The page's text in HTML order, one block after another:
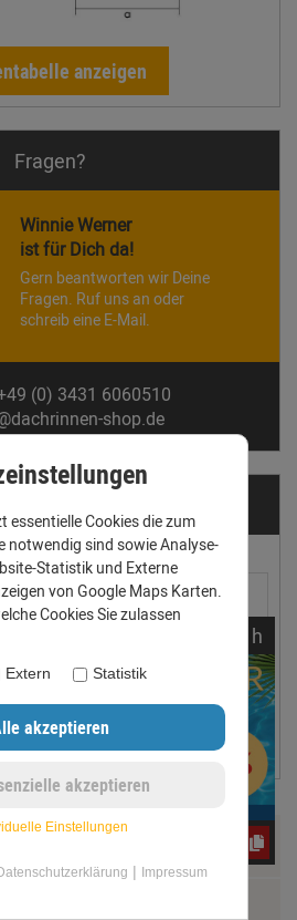
anzeigen
Fragen?
Winnie Werner
ist für Dich da!
Gern beantworten wir Deine
Fragen. Ruf uns an oder
schreib eine E-Mail.
(0) 3431 6060510
shop.de
Dachneigung
Berechnen
h
essentielle Cookies die zum
notwendig sind sowie Analyse-
Statistik und Externe
von Google Maps Karten.
Cookies Sie zulassen
Extern Statistik
Einstellungen
| Impressum